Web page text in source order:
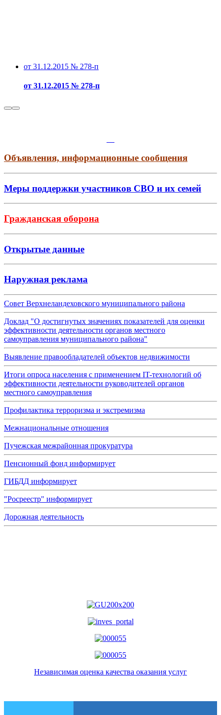
от 31.12.2015 № 278-п
от 31.12.2015 № 278-п
Объявления, информационные сообщения
Меры поддержки участников СВО и их семей
Гражданская оборона
Открытые данные
Наружная реклама
Совет Верхнеландеховского муниципального района
Доклад "О достигнутых значениях показателей для оценки
эффективности деятельности органов местного
самоуправления муниципального района"
Выявление правообладателей объектов недвижимости
Итоги опроса населения с применением IT-технологий об
эффективности деятельности руководителей органов
местного самоуправления
Профилактика терроризма и экстремизма
Межнациональные отношения
Пучежская межрайонная прокуратура
Пенсионный фонд информирует
ГИБДД информирует
"Росреестр" информирует
Дорожная деятельность
Независимая оценка качества оказания услуг